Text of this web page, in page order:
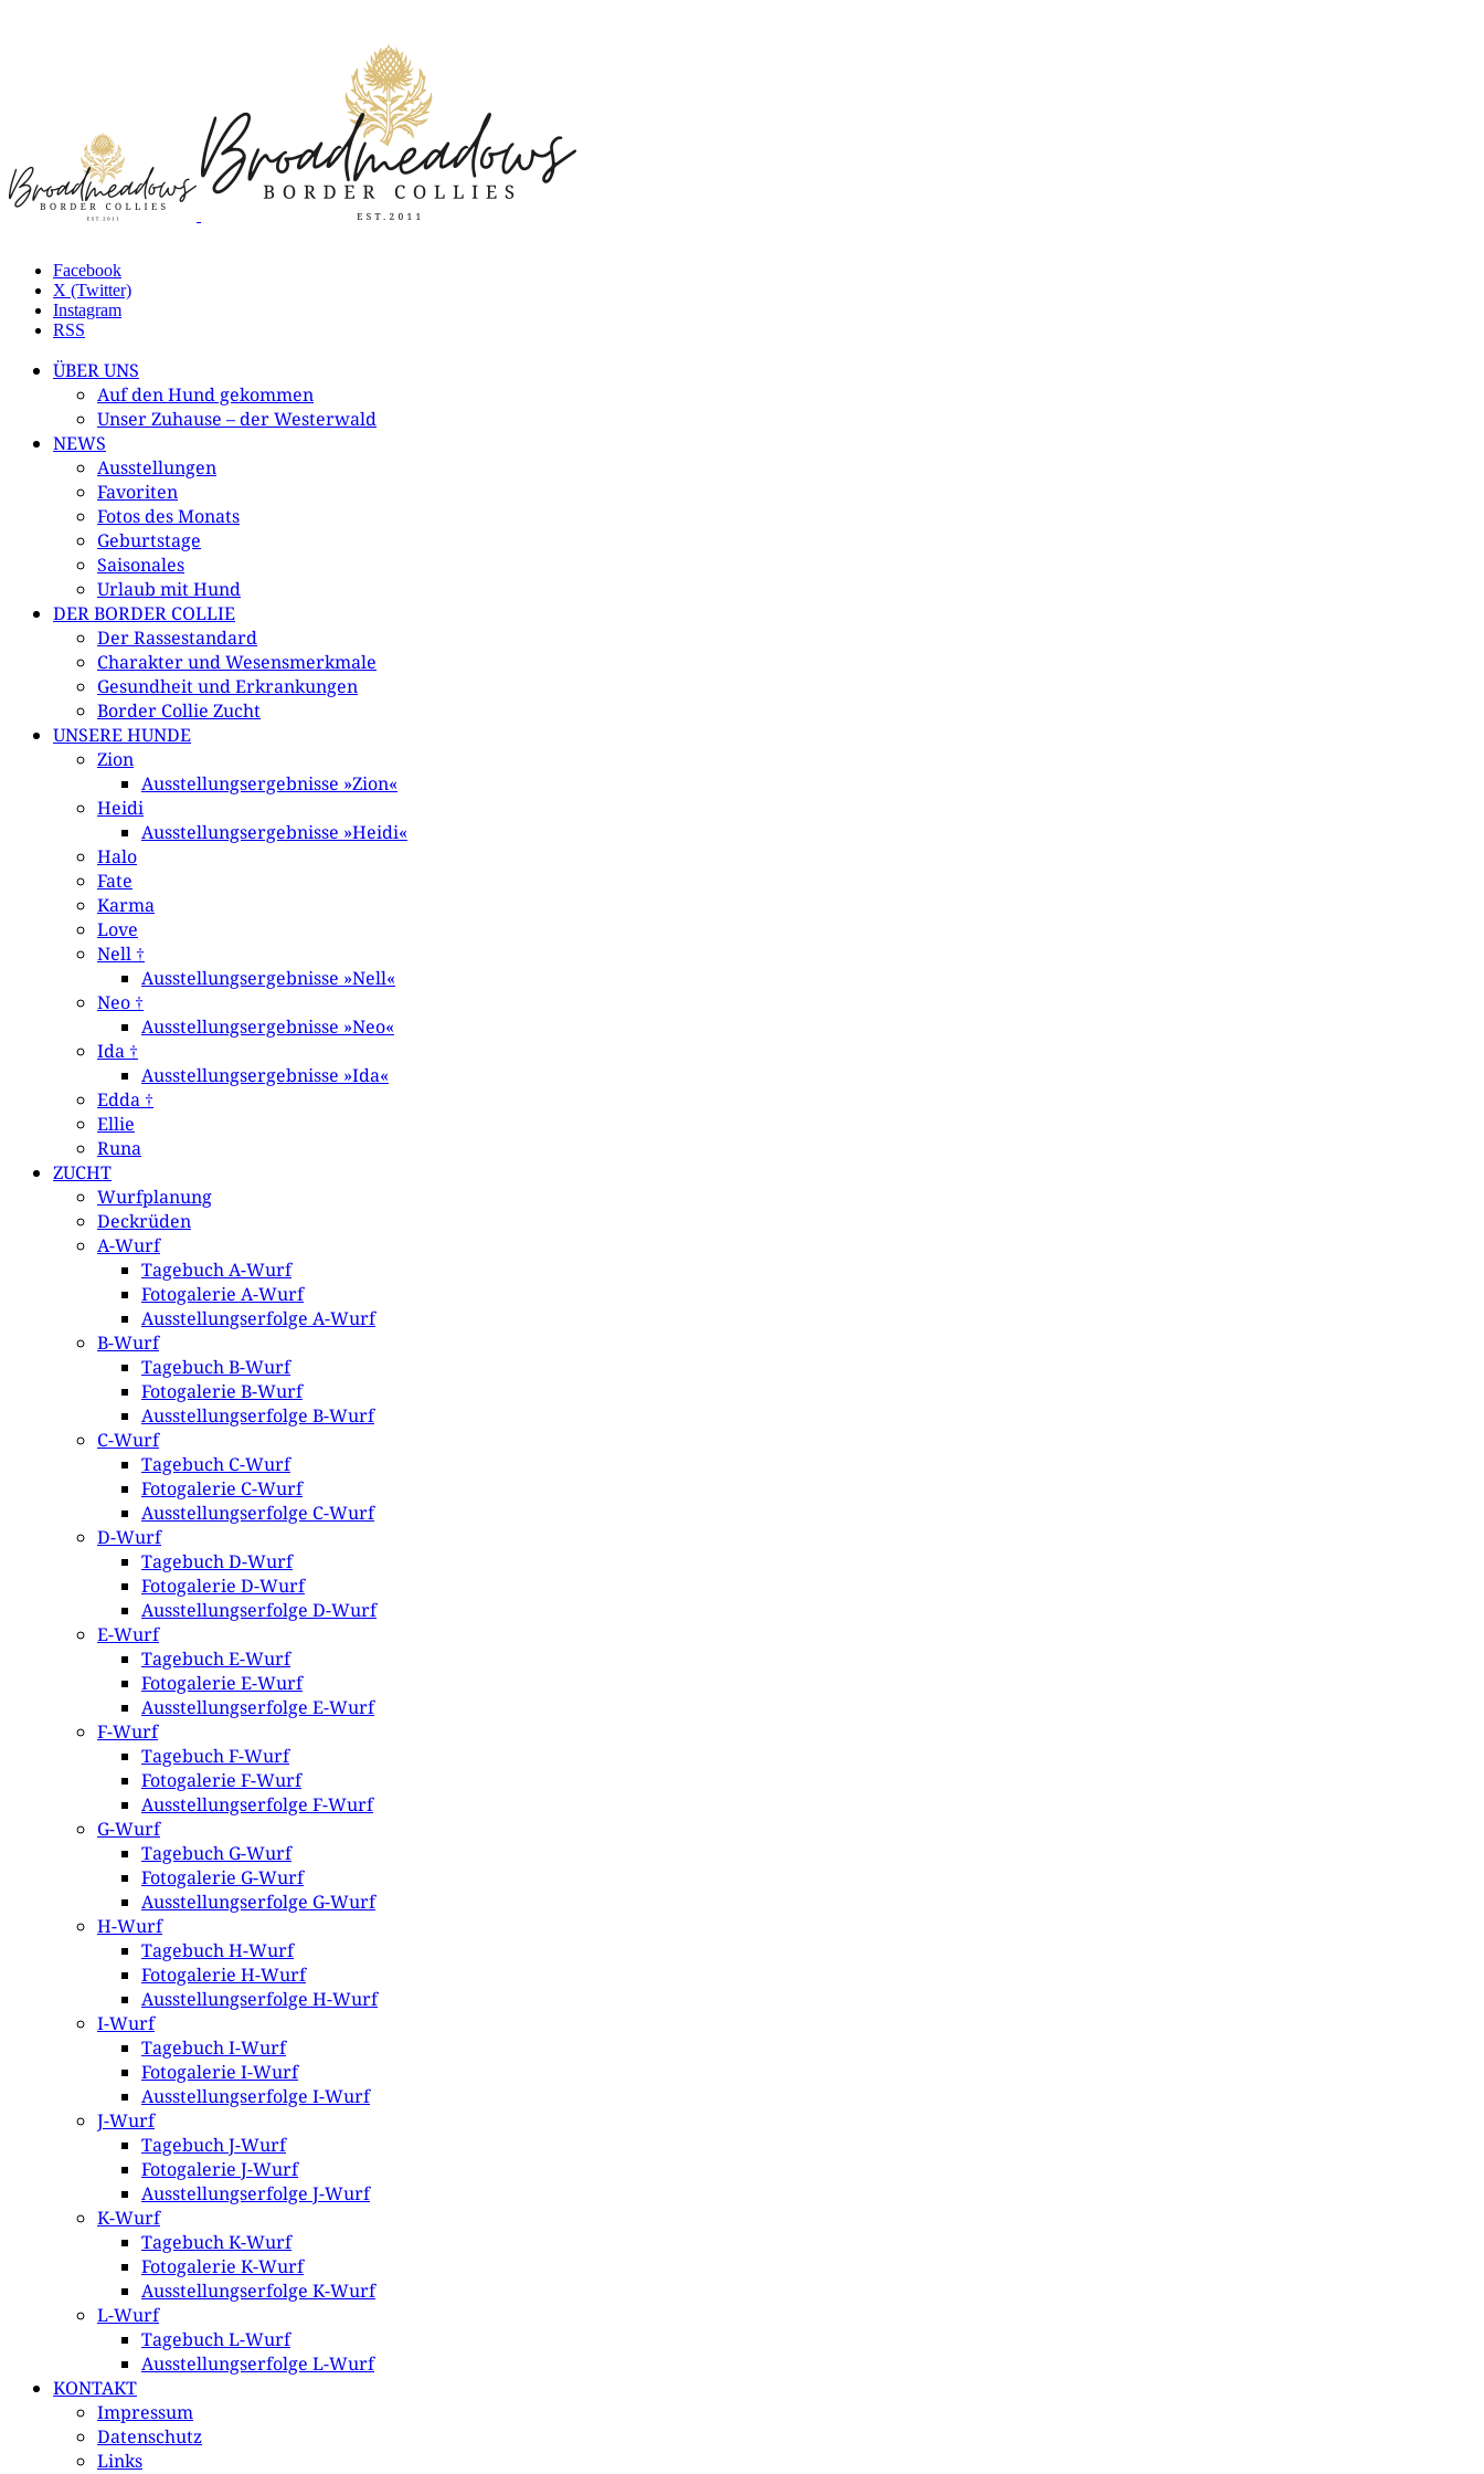
Facebook
X (Twitter)
Instagram
RSS
ÜBER UNS
Auf den Hund gekommen
Unser Zuhause – der Westerwald
NEWS
Ausstellungen
Favoriten
Fotos des Monats
Geburtstage
Saisonales
Urlaub mit Hund
DER BORDER COLLIE
Der Rassestandard
Charakter und Wesensmerkmale
Gesundheit und Erkrankungen
Border Collie Zucht
UNSERE HUNDE
Zion
Ausstellungsergebnisse »Zion«
Heidi
Ausstellungsergebnisse »Heidi«
Halo
Fate
Karma
Love
Nell †
Ausstellungsergebnisse »Nell«
Neo †
Ausstellungsergebnisse »Neo«
Ida †
Ausstellungsergebnisse »Ida«
Edda †
Ellie
Runa
ZUCHT
Wurfplanung
Deckrüden
A-Wurf
Tagebuch A-Wurf
Fotogalerie A-Wurf
Ausstellungserfolge A-Wurf
B-Wurf
Tagebuch B-Wurf
Fotogalerie B-Wurf
Ausstellungserfolge B-Wurf
C-Wurf
Tagebuch C-Wurf
Fotogalerie C-Wurf
Ausstellungserfolge C-Wurf
D-Wurf
Tagebuch D-Wurf
Fotogalerie D-Wurf
Ausstellungserfolge D-Wurf
E-Wurf
Tagebuch E-Wurf
Fotogalerie E-Wurf
Ausstellungserfolge E-Wurf
F-Wurf
Tagebuch F-Wurf
Fotogalerie F-Wurf
Ausstellungserfolge F-Wurf
G-Wurf
Tagebuch G-Wurf
Fotogalerie G-Wurf
Ausstellungserfolge G-Wurf
H-Wurf
Tagebuch H-Wurf
Fotogalerie H-Wurf
Ausstellungserfolge H-Wurf
I-Wurf
Tagebuch I-Wurf
Fotogalerie I-Wurf
Ausstellungserfolge I-Wurf
J-Wurf
Tagebuch J-Wurf
Fotogalerie J-Wurf
Ausstellungserfolge J-Wurf
K-Wurf
Tagebuch K-Wurf
Fotogalerie K-Wurf
Ausstellungserfolge K-Wurf
L-Wurf
Tagebuch L-Wurf
Ausstellungserfolge L-Wurf
KONTAKT
Impressum
Datenschutz
Links